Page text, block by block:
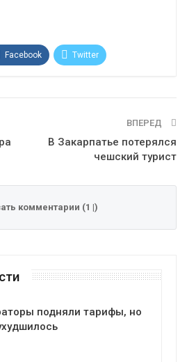
Facebook Twitter
ВПЕРЕД
В Закарпатье потерялся
чешский турист
комментарии (1 |)
подняли тарифы, но